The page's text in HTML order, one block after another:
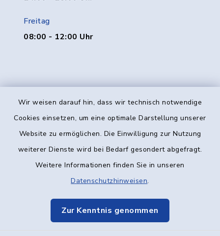
Wir weisen darauf hin, dass wir technisch notwendige
Cookies einsetzen, um eine optimale Darstellung unserer
Website zu ermöglichen. Die Einwilligung zur Nutzung
weiterer Dienste wird bei Bedarf gesondert abgefragt.
Weitere Informationen finden Sie in unseren
Datenschutzhinweisen.
Zur Kenntnis genommen
Freitag
08:00 - 12:00 Uhr
Kontakt
Datenschutz
Elektronische Kommunikation